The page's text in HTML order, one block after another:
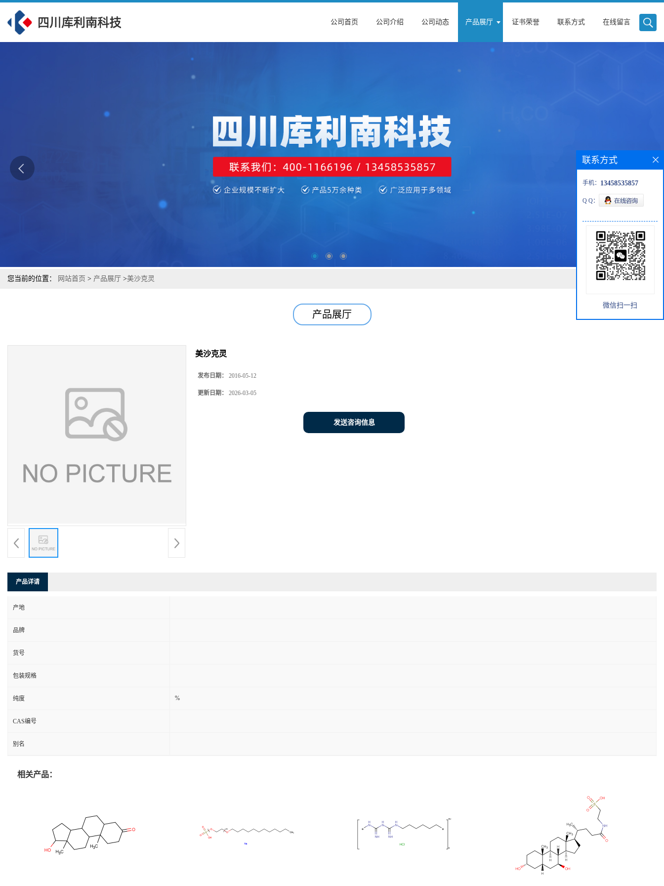
公司首页 公司介绍 公司动态 产品展厅 证书荣誉 联系方式 在线留言
您当前的位置： 网站首页 > 产品展厅 >美沙克灵
产品展厅
美沙克灵
发布日期： 2016-05-12
更新日期： 2026-03-05
发送咨询信息
产品详请
产地
品牌
货号
包装规格
纯度 %
CAS编号
别名
相关产品：
联系方式
手机： 13458535857
Q Q：
微信扫一扫